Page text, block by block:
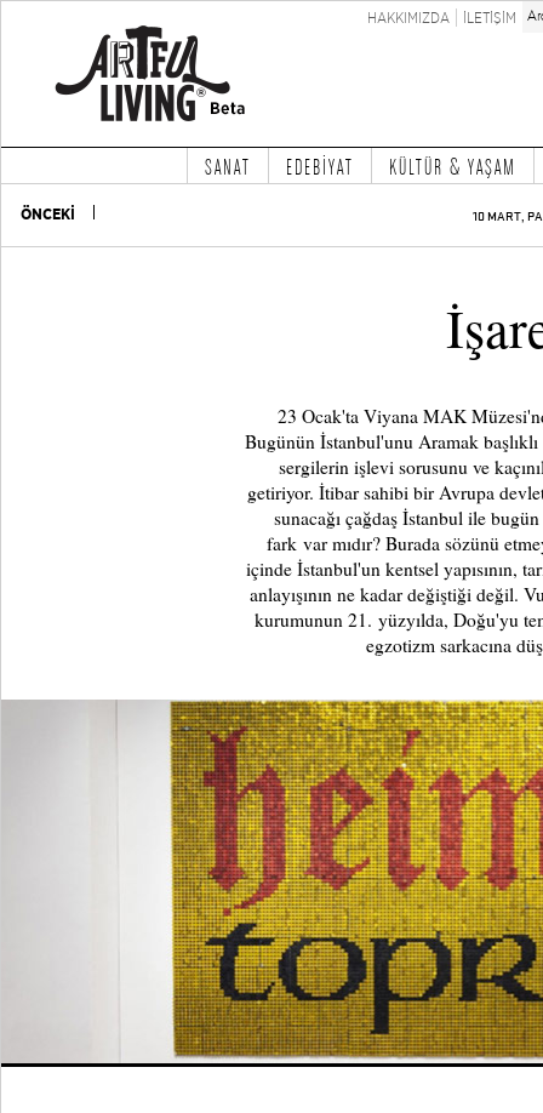
HAKKIMIZDA İLETİŞİM
SANAT EDEBİYAT KÜLTÜR & YAŞAM
ÖNCEKİ 10 MART,
23 Ocak'ta Viyana MAK
Bugünün İstanbul'unu Aramak
sergilerin işlevi sorusunu ve
getiriyor. İtibar sahibi bir Avrupa
sunacağı çağdaş İstanbul ile
fark var mıdır? Burada sözünü
içinde İstanbul'un kentsel yapısının,
anlayışının ne kadar değiştiği değil.
kurumunun 21. yüzyılda, Doğu'yu
egzotizm sarkacına